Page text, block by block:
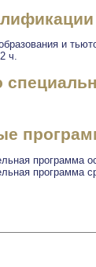
и
ч.
программа
программа